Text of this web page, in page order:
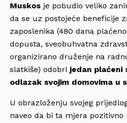
Muskos je pobudio veliko
da se uz postojeće beneficije
zaposlenika (480 dana
dopusta, sveobuhvatna
organizirano druženje na
slatkiše) odobri jedan plaćeni
odlazak svojim domovima u
U obrazloženju svojeg
naveo da bi ta mjera pozitivno